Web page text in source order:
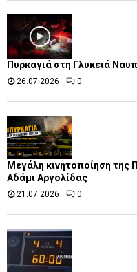
Πυρκαγιά στη Γλυκειά
26.07.2026 0
Μεγάλη κινητοποίηση της
Αδάμι Αργολίδας
21.07.2026 0